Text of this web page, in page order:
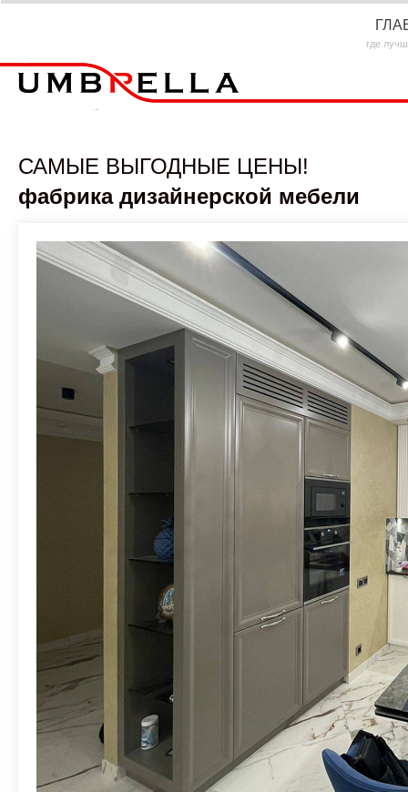
где
САМЫЕ ВЫГОДНЫЕ ЦЕНЫ!
фабрика дизайнерской мебели